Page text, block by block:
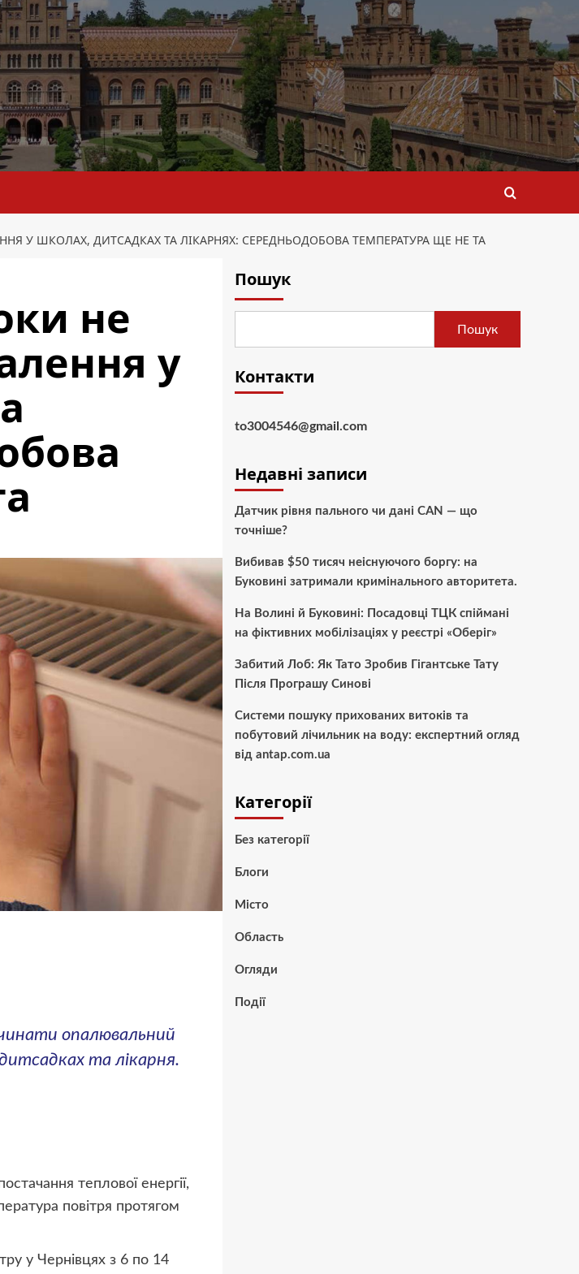
У ШКОЛАХ, ДИТСАДКАХ ТА ЛІКАРНЯХ: СЕРЕДНЬОДОБОВА ТЕМПЕРАТУРА ЩЕ НЕ ТА
не
у
опалювальний
та лікарня.
теплової енергії,
повітря протягом
у Чернівцях з 6 по 14
Пошук
Пошук
Контакти
to3004546@gmail.com
Недавні записи
Датчик рівня пального чи дані CAN — що
точніше?
Вибивав $50 тисяч неіснуючого боргу: на
Буковині затримали кримінального авторитета.
На Волині й Буковині: Посадовці ТЦК спіймані
на фіктивних мобілізаціях у реєстрі «Оберіг»
Забитий Лоб: Як Тато Зробив Гігантське Тату
Після Програшу Синові
Системи пошуку прихованих витоків та
побутовий лічильник на воду: експертний огляд
від antap.com.ua
Категорії
Без категорії
Блоги
Місто
Область
Огляди
Події